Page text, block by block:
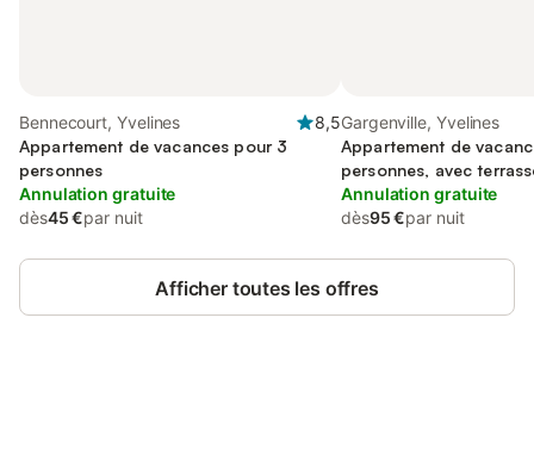
Bennecourt, Yvelines
8,5
Appartement de vacances pour 3
personnes
Annulation gratuite
dès45 €par nuit
Gargenville, Yvelines
Appartement de
personnes, avec
acceptés
Annulation gratuite
dès95 €par nuit
Afficher toutes les offres